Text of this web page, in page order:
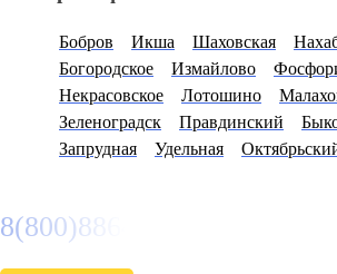
Бобров Икша Шаховская
Богородское
Измайлово
Некрасовское
Лотошино
Зеленоградск
Правдинский
Запрудная
Удельная
8(800)886486